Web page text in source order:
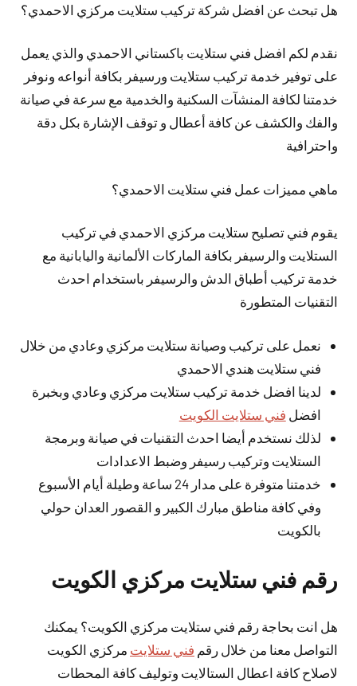
هل تبحث عن افضل شركة تركيب ستلايت مركزي الاحمدي؟
نقدم لكم افضل فني ستلايت باكستاني الاحمدي والذي يعمل
على توفير خدمة تركيب ستلايت ورسيفر بكافة أنواعه ونوفر
خدمتنا لكافة المنشآت السكنية والخدمية مع سرعة في صيانة
والفك والكشف عن كافة أعطال و توقف الإشارة بكل دقة
واحترافية
ماهي مميزات عمل فني ستلايت الاحمدي؟
يقوم فني تصليح ستلايت مركزي الاحمدي في تركيب
الستلايت والرسيفر بكافة الماركات الألمانية واليابانية مع
خدمة تركيب أطباق الدش والرسيفر باستخدام احدث
التقنيات المتطورة
نعمل على تركيب وصيانة ستلايت مركزي وعادي من خلال
فني ستلايت هندي الاحمدي
لدينا افضل خدمة تركيب ستلايت مركزي وعادي وبخبرة
افضل فني ستلايت الكويت
لذلك نستخدم أيضا احدث التقنيات في صيانة وبرمجة
الستلايت وتركيب رسيفر وضبط الاعدادات
خدمتنا متوفرة على مدار 24 ساعة وطيلة أيام الأسبوع
وفي كافة مناطق مبارك الكبير و القصور العدان حولي
بالكويت
رقم فني ستلايت مركزي الكويت
هل انت بحاجة رقم فني ستلايت مركزي الكويت؟ يمكنك
التواصل معنا من خلال رقم فني ستلايت مركزي الكويت
لاصلاح كافة اعطال الستالايت وتوليف كافة المحطات